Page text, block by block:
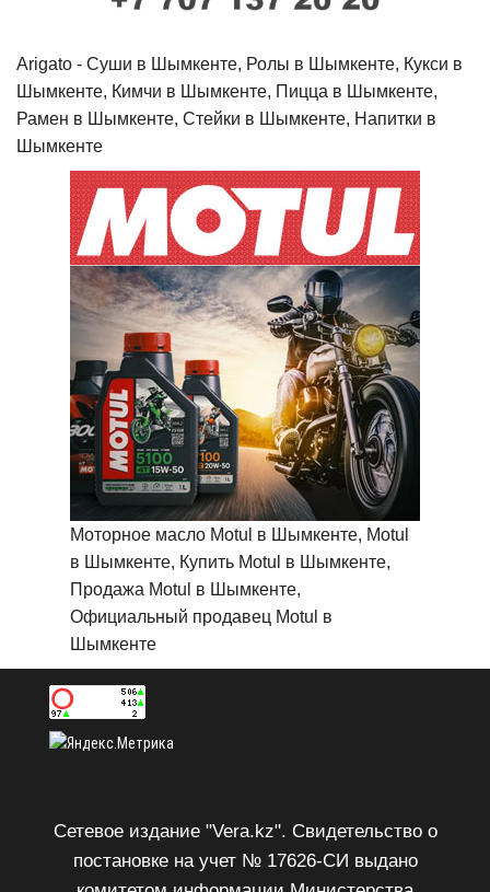
Arigato - Cуши в Шымкенте, Ролы в Шымкенте, Кукси в
Шымкенте, Кимчи в Шымкенте, Пицца в Шымкенте,
Рамен в Шымкенте, Стейки в Шымкенте, Напитки в
Шымкенте
Моторное масло Motul в Шымкенте, Motul
в Шымкенте, Купить Motul в Шымкенте,
Продажа Motul в Шымкенте,
Официальный продавец Motul в
Шымкенте
Сетевое издание "Vera.kz". Свидетельство о
постановке на учет № 17626-СИ выдано